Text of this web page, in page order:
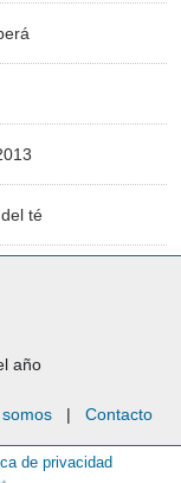
té
año
| Contacto
de privacidad